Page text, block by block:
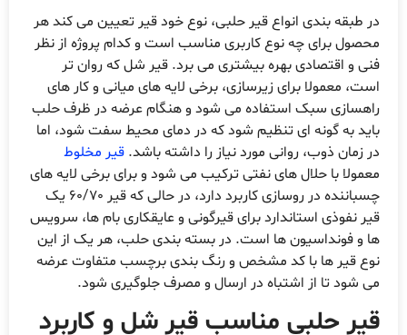
در طبقه بندی انواع قیر حلبی، نوع خود قیر تعیین می کند هر
محصول برای چه نوع کاربری مناسب است و کدام پروژه از نظر
فنی و اقتصادی بهره بیشتری می برد. قیر شل که روان تر
است، معمولا برای زیرسازی، برخی لایه های میانی و کار های
راهسازی سبک استفاده می شود و هنگام عرضه در ظرف حلب
باید به گونه ای تنظیم شود که در دمای محیط سفت شود، اما
در زمان ذوب، روانی مورد نیاز را داشته باشد. قیر مخلوط
معمولا با حلال های نفتی ترکیب می شود و برای برخی لایه های
چسباننده در روسازی کاربرد دارد، در حالی که قیر 60/70 یک
قیر نفوذی استاندارد برای قیرگونی و عایقکاری بام ها، سرویس
ها و فونداسیون ها است. در بسته بندی حلب، هر یک از این
نوع قیر ها با کد مشخص و رنگ بندی برچسب متفاوت عرضه
می شود تا از اشتباه در ارسال و مصرف جلوگیری شود.
قیر حلبی مناسب قیر شل و کاربرد